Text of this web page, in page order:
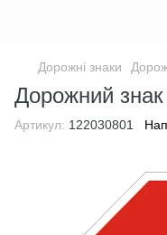
Дорожні знаки
Дорожний
Артикул: 122030801